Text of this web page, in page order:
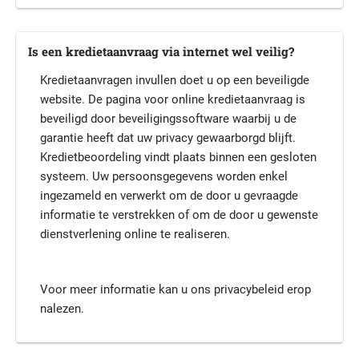
Is een kredietaanvraag via internet wel veilig?
Kredietaanvragen invullen doet u op een beveiligde
website. De pagina voor online kredietaanvraag is
beveiligd door beveiligingssoftware waarbij u de
garantie heeft dat uw privacy gewaarborgd blijft.
Kredietbeoordeling vindt plaats binnen een gesloten
systeem. Uw persoonsgegevens worden enkel
ingezameld en verwerkt om de door u gevraagde
informatie te verstrekken of om de door u gewenste
dienstverlening online te realiseren.
Voor meer informatie kan u ons privacybeleid erop
nalezen.